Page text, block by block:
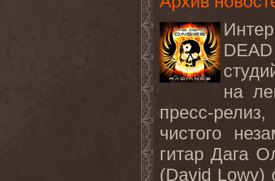
DEAD
на
пресс-
чистого
гитар Дага
(David Lowy)